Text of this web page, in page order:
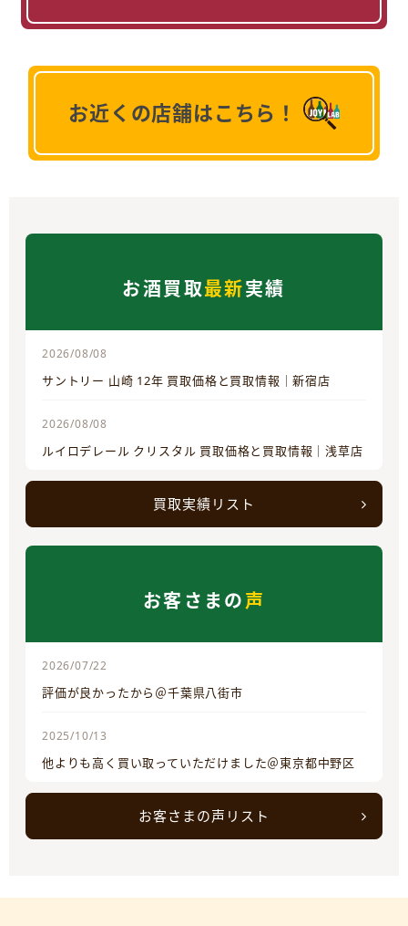
お近くの店舗はこちら！
お酒買取最新実績
2026/08/08
サントリー 山崎 12年 買取価格と買取情報｜新宿店
2026/08/08
ルイロデレール クリスタル 買取価格と買取情報｜浅草店
買取実績リスト
お客さまの声
2026/07/22
評価が良かったから＠千葉県八街市
2025/10/13
他よりも高く買い取っていただけました＠東京都中野区
お客さまの声リスト